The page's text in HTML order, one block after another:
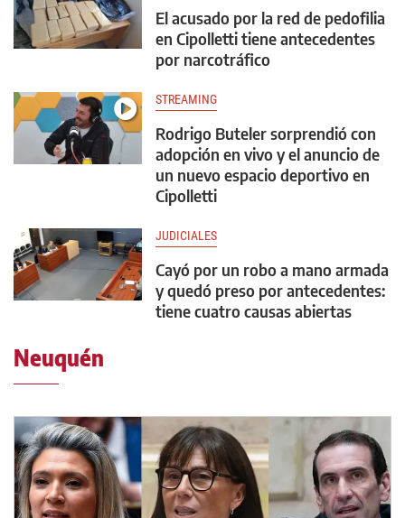
El acusado por la red de pedofilia
en Cipolletti tiene antecedentes
por narcotráfico
STREAMING
Rodrigo Buteler sorprendió con
adopción en vivo y el anuncio de
un nuevo espacio deportivo en
Cipolletti
JUDICIALES
Cayó por un robo a mano armada
y quedó preso por antecedentes:
tiene cuatro causas abiertas
Neuquén